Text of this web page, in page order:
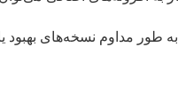
طور مداوم نسخه‌های بهبود